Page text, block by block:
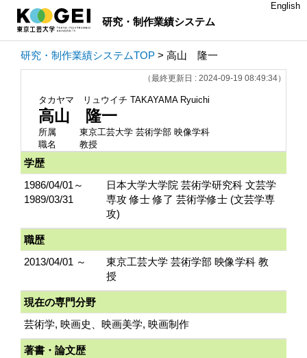
研究・制作業績システム
English
研究・制作業績システムTOP > 高山 隆一
（最終更新日 : 2024-09-19 08:49:34）
タカヤマ リュウイチ TAKAYAMA Ryuichi
高山 隆一
所属
東京工芸大学 芸術学部 映像学科
職名
教授
学歴
1986/04/01～
1989/03/31
日本大学大学院 芸術学研究科 文芸学
専攻 修士 修了 芸術学修士 (文芸学専
攻)
職歴
2013/04/01 ～
東京工芸大学 芸術学部 映像学科 教
授
現在の専門分野
芸術学, 映画史、映画美学, 映画制作
著書・論文歴